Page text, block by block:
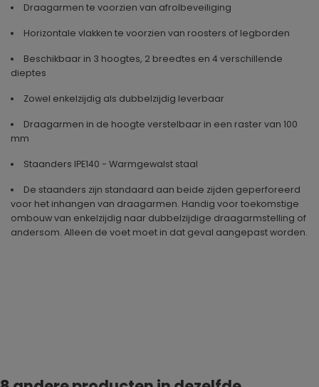
Draagarmen te voorzien van afrolbeveiliging
Horizontale vlakken te voorzien van roosters of legborden
Beschikbaar in 3 hoogtes, 2 breedtes en 4 verschillende
dieptes
Zowel enkelzijdig als dubbelzijdig leverbaar
Draagarmen in de hoogte verstelbaar in een raster van 100
mm
Staanders IPE140 - Warmgewalst staal
De staanders zijn standaard aan beide zijden geperforeerd
voor het inhangen van draagarmen. Handig voor toekomstige
ombouw van enkelzijdig naar dubbelzijdige draagarmstelling of
andersom. Alleen de voet moet in dat geval aangepast worden.